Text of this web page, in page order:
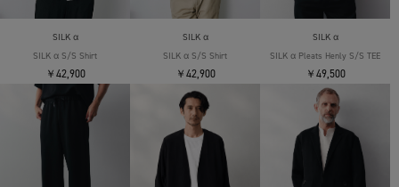
SILK α
SILK α S/S Shirt
￥42,900
SILK α
SILK α S/S Shirt
￥42,900
SILK α
SILK α Pleats Henly S/S TEE
￥49,500